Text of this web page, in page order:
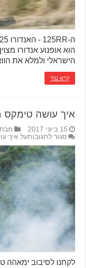
הוא אופנוע אנדורו
הישראלי ולמלא את
קרא עוד
איך עושה טימקס
15 ביוני 2017
סגור לתגובותעל איך
לקחנו לסיבוב ימאהה